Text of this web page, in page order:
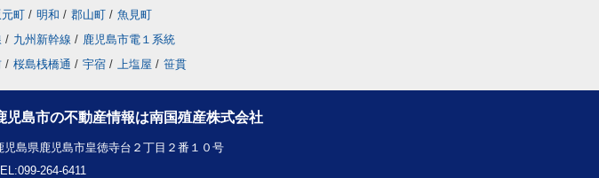
町 / 明和 / 郡山町 / 魚見町
/ 九州新幹線 / 鹿児島市電１系統
/ 桜島桟橋通 / 宇宿 / 上塩屋 / 笹貫
児島市の不動産情報は南国殖産株式会社
児島県鹿児島市皇徳寺台２丁目２番１０号
264-6411